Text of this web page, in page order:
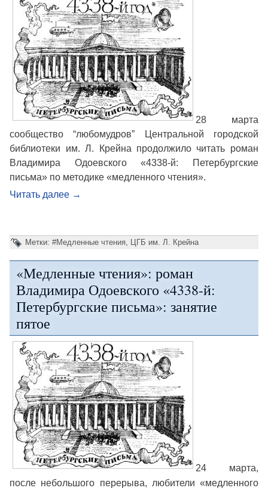
28 марта
сообщество “любомудров” Центральной городской
библиотеки им. Л. Крейна продолжило читать роман
Владимира Одоевского «4338-й: Петербургские
письма» по методике «медленного чтения».
Читать далее →
Метки: #Медленные чтения ЦГБ им. Л. Крейна
«Медленные чтения»: роман
Владимира Одоевского «4338-й:
Петербургские письма»: занятие
пятое
24 марта,
после небольшого перерыва, любители «медленного